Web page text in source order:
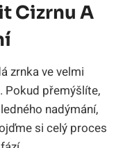
Cizrnu A
zrnka ve velmi
Pokud přemýšlíte,
nadýmání,
si celý proces